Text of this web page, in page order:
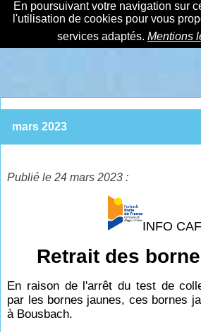
En poursuivant votre navigation sur
l'utilisation de cookies pour vous
services adaptés. Mentions
mars 2023
Publié le 24 mars 2023 :
INFO
Retrait des
En raison de l'arrêt du test de
par les bornes jaunes, ces bornes
à Bousbach.